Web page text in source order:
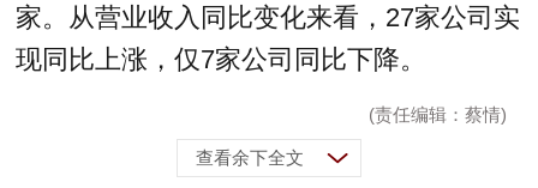
家。从营业收入同比变化来看，27家公司实
现同比上涨，仅7家公司同比下降。
(责任编辑：蔡情)
查看余下全文